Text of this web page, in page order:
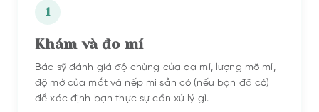
1
Khám và đo mí
Bác sỹ đánh giá độ chùng của da mí, lượng mỡ mí,
độ mở của mắt và nếp mí sẵn có (nếu bạn đã có)
để xác định bạn thực sự cần xử lý gì.